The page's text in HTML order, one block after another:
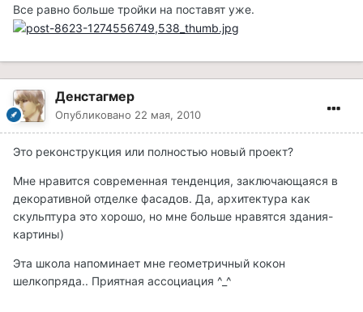
Все равно больше тройки на поставят уже.
Денстагмер
Опубликовано 22 мая, 2010
Это реконструкция или полностью новый проект?
Мне нравится современная тенденция, заключающаяся в
декоративной отделке фасадов. Да, архитектура как
скульптура это хорошо, но мне больше нравятся здания-
картины)
Эта школа напоминает мне геометричный кокон
шелкопряда.. Приятная ассоциация ^_^